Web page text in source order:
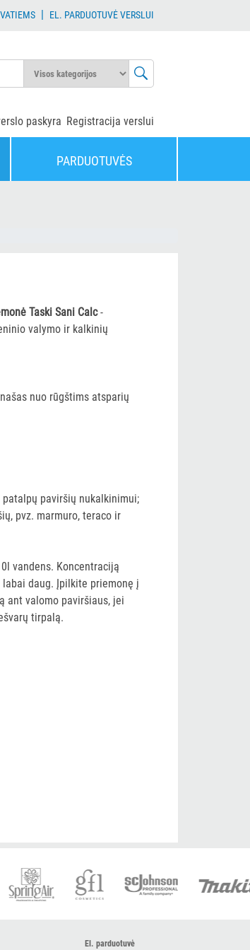
| EL. PARDUOTUVĖ VERSLUI
Registracija verslui
paskyra
PARDUOTUVĖS
Taski Sani Calc-
valymo ir kalkinių
nuo rūgštims atsparių
paviršių nukalkinimui;
pvz. marmuro, teraco ir
vandens. Koncentraciją
daug. Įpilkite priemonę į
ant valomo paviršiaus, jei
tirpalą.
El. parduotuvė